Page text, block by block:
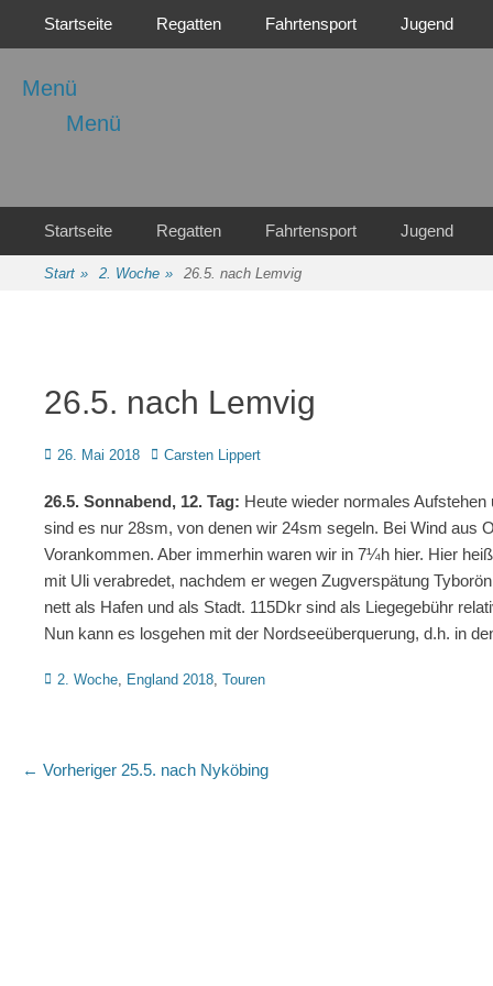
Menü
1921 e.V.
Regattasport und Wasserwandern - Freizeit mit der ganzen Familie
Menü
Primäres Menü
Startseite Regatten Fahrtensport Jugend
Sekundäres Menü
springen
Startseite Regatten Fahrtensport Jugend
Start » 2. Woche » 26.5. nach Lemvig
26.5. nach Lemvig
Posted
26. Mai 2018 Autor
Carsten Lippert
26.5. Sonnabend, 12. Tag: Heute wieder normales
sind es nur 28sm, von denen wir 24sm segeln. Bei Wind aus
Vorankommen. Aber immerhin waren wir in 7¼h hier. Hier
mit Uli verabredet, nachdem er wegen Zugverspätung
nett als Hafen und als Stadt. 115Dkr sind als Liegegebühr
Nun kann es losgehen mit der Nordseeüberquerung, d.h. in
Kategorien
2. Woche, England 2018, Touren
Beitragsnavigation
← Vorheriger Vorheriger
25.5. nach Nyköbing